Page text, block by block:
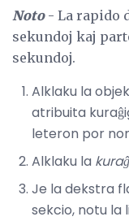
Noto- La rapido
sekundoj kaj
sekundoj.
Alklaku la
atribuita
leteron por
Alklaku la
Je la dekstra
sekcio, notu la